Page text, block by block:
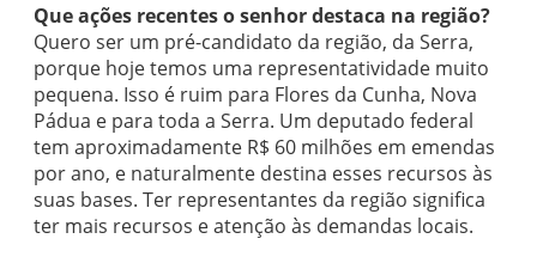
Que ações recentes o senhor destaca na região?
Quero ser um pré-candidato da região, da Serra,
porque hoje temos uma representatividade muito
pequena. Isso é ruim para Flores da Cunha, Nova
Pádua e para toda a Serra. Um deputado federal
tem aproximadamente R$ 60 milhões em emendas
por ano, e naturalmente destina esses recursos às
suas bases. Ter representantes da região significa
ter mais recursos e atenção às demandas locais.